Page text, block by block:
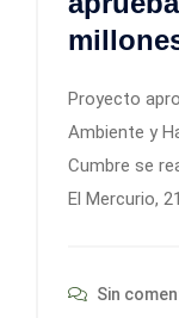
Proyecto
Ambiente y
Cumbre se
El Mercurio,
Sin